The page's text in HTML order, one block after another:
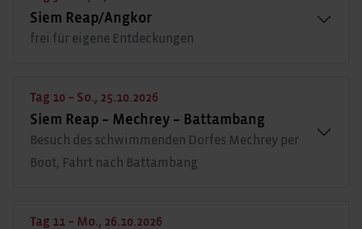
Siem Reap/Angkor
frei für eigene Entdeckungen
Tag 10 – So., 25.10.2026
Siem Reap – Mechrey – Battambang
Besuch des schwimmenden Dorfes Mechrey per
Boot, Fahrt nach Battambang
Tag 11 – Mo., 26.10.2026